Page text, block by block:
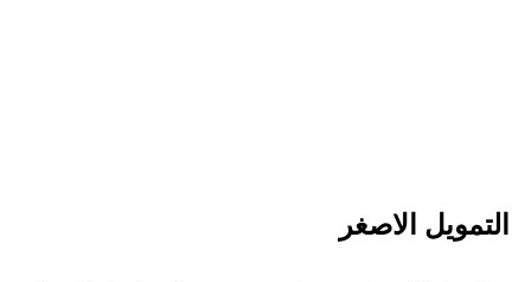
التمويل الاصغر